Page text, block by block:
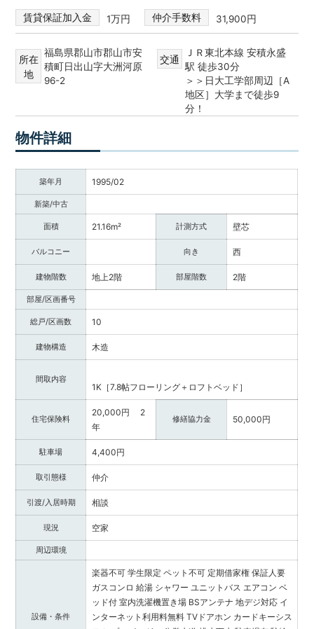
賃貸保証加入金 1万円 仲介手数料 31,900円
所在
地
福島県郡山市郡山市安
積町日出山字大洲河原
96-2
交通
ＪＲ東北本線 安積永盛
駅 徒歩30分
＞＞日大工学部周辺［A
地区］大学まで徒歩9
分！
物件詳細
築年月 1995/02
新築/中古
面積 21.16m² 計測方式 壁芯
バルコニー 向き 西
建物階数 地上2階 部屋階数 2階
部屋/区画番号
総戸/区画数 10
建物構造 木造
間取内容
1K［7.8帖フローリング＋ロフトベッド］
住宅保険料
20,000円 2
年
修繕協力金 50,000円
駐車場 4,400円
取引態様 仲介
引渡/入居時期 相談
現況 空家
周辺環境
設備・条件
楽器不可 学生限定 ペット不可 定期借家権 保証人要
ガスコンロ 給湯 シャワー ユニットバス エアコン ベ
ッド付 室内洗濯機置き場 BSアンテナ 地デジ対応 イ
ンターネット利用料無料 TVドアホン カードキーシス